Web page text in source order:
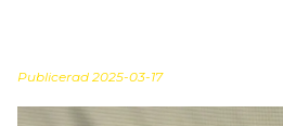
Publicerad 2025-03-17